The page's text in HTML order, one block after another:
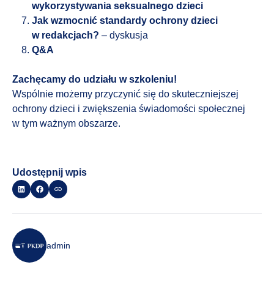
wykorzystywania seksualnego dzieci
Jak wzmocnić standardy ochrony dzieci
w redakcjach? – dyskusja
Q&A
Zachęcamy do udziału w szkoleniu!
Wspólnie możemy przyczynić się do skuteczniejszej
ochrony dzieci i zwiększenia świadomości społecznej
w tym ważnym obszarze.
Udostępnij wpis
admin